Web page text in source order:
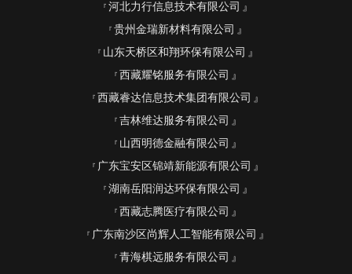
河北力行信息技术有限公司
贵州金瑞新材料有限公司
山东天桥区和翔环保有限公司
西藏耀铭服务有限公司
西藏睿达信息技术集团有限公司
吉林维达服务有限公司
山西明德金融有限公司
广东宝安区锦靖新能源有限公司
湖南岳阳润达环保有限公司
西藏志腾医疗有限公司
广东南沙区尚辉人工智能有限公司
青海棋远服务有限公司